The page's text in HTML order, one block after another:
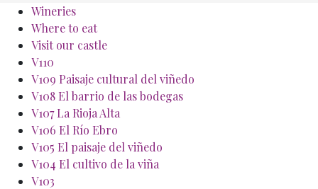
Inicio General
Wineries
Where to eat
Visit our castle
V110
V109 Paisaje cultural del viñedo
V108 El barrio de las bodegas
V107 La Rioja Alta
V106 El Río Ebro
V105 El paisaje del viñedo
V104 El cultivo de la viña
V103